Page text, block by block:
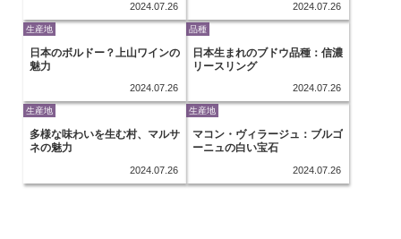
2024.07.26 2024.07.26
生産地
日本のボルドー？上山ワインの
魅力
2024.07.26
品種
日本生まれのブドウ品種：信濃
リースリング
2024.07.26
生産地
多様な味わいを生む村、マルサ
ネの魅力
2024.07.26
生産地
マコン・ヴィラージュ：ブルゴ
ーニュの白い宝石
2024.07.26